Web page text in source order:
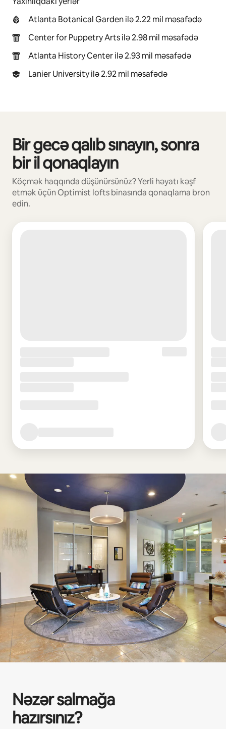
Atlanta Botanical Garden ilə 2.22 mil məsafədə
Center for Puppetry Arts ilə 2.98 mil məsafədə
Atlanta History Center ilə 2.93 mil məsafədə
Lanier University ilə 2.92 mil məsafədə
Bir gecə qalıb sınayın, sonra
bir il qonaqlayın
Köçmək haqqında düşünürsünüz? Yerli həyatı kəşf
etmək üçün Optimist lofts binasında qonaqlama bron
edin.
0/0 element göstərilir
Nəzər salmağa
hazırsınız?